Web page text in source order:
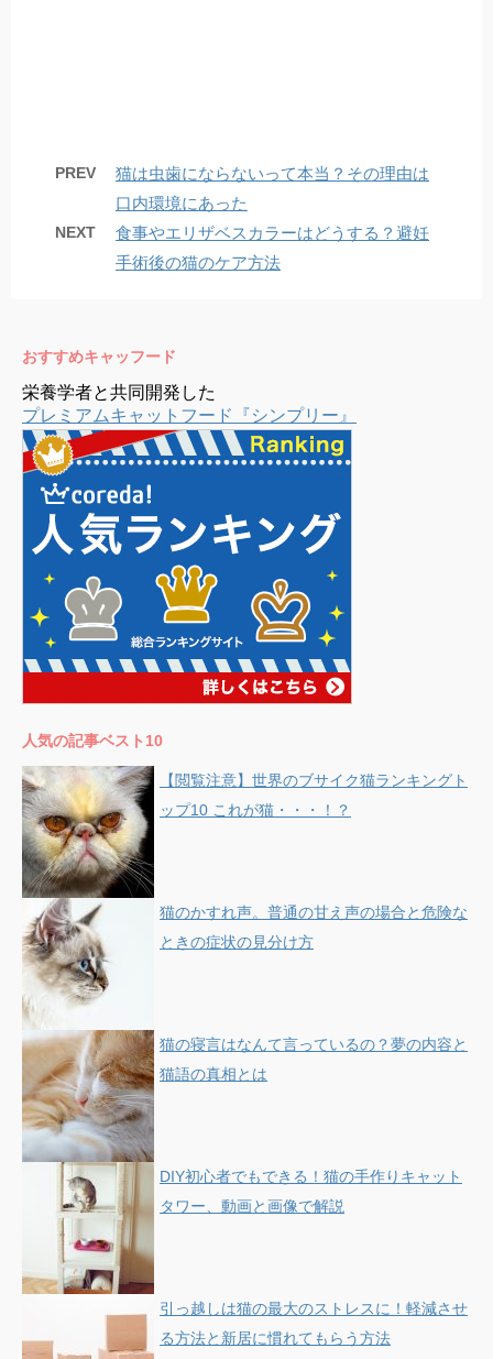
PREV
猫は虫歯にならないって本当？その理由は
口内環境にあった
NEXT
食事やエリザベスカラーはどうする？避妊
手術後の猫のケア方法
おすすめキャッフード
栄養学者と共同開発した
プレミアムキャットフード『シンプリー』
人気の記事ベスト10
【閲覧注意】世界のブサイク猫ランキングト
ップ10 これが猫・・・！？
猫のかすれ声。普通の甘え声の場合と危険な
ときの症状の見分け方
猫の寝言はなんて言っているの？夢の内容と
猫語の真相とは
DIY初心者でもできる！猫の手作りキャット
タワー、動画と画像で解説
引っ越しは猫の最大のストレスに！軽減させ
る方法と新居に慣れてもらう方法